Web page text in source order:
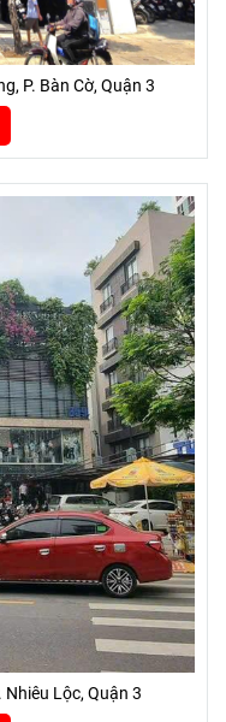
P. Bàn Cờ, Quận 3
Nhiêu Lộc, Quận 3